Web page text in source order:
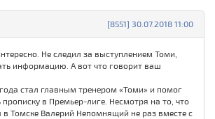
[8551] 30.07.2018 11:00
Не следил за выступлением Томи,
информацию. А вот что говорит ваш
стал главным тренером «Томи» и помог
прописку в Премьер-лиге. Несмотря на то, что
в Томске Валерий Непомнящий не раз вместе с